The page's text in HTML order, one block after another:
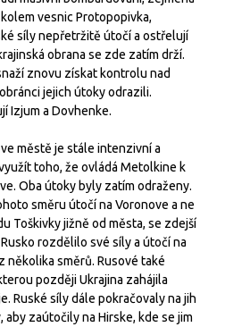
vesnic Protopopivka,
síly nepřetržitě útočí a ostřelují
obrana se zde zatím drží.
znovu získat kontrolu nad
jejich útoky odrazili.
Izjum a Dovhenke.
městě je stále intenzivní a
toho, že ovládá Metolkine k
Oba útoky byly zatím odraženy.
směru útočí na Voronove a ne
Toškivky jižně od města, se zdejší
rozdělilo své síly a útočí na
několika směrů. Rusové také
později Ukrajina zahájila
Ruské síly dále pokračovaly na jih
zaútočily na Hirske, kde se jim